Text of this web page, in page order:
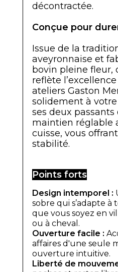
décontractée.
Conçue pour
Issue de la
aveyronnaise et
bovin pleine fleur,
reflète
ateliers Gaston
solidement à
ses deux
maintien réglable
cuisse, vous
stabilité.
Points forts
Design intemporel :
sobre qui s’adapte à
que vous soyez en
ou à cheval.
Ouverture facile :
affaires d'une seule
ouverture intuitive.
Liberté de